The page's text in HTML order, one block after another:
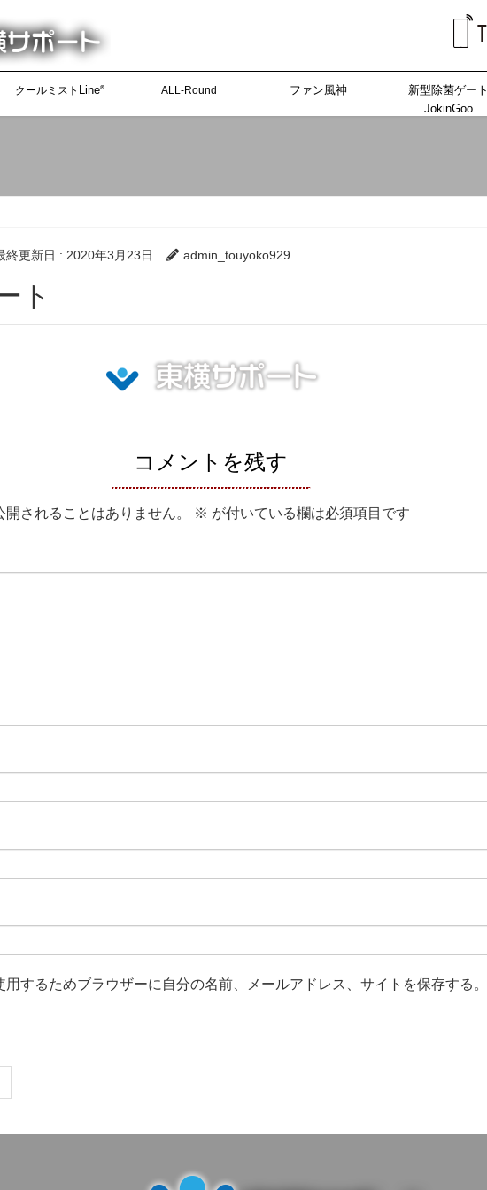
クールミスト Line® ALL-Round ファン風神
新型除菌ゲート
JokinGoo
終更新日 : 2020年3月23日 admin_touyoko929
ト
コメントを残す
開されることはありません。 ※ が付いている欄は必須項目です
用するためブラウザーに自分の名前、メールアドレス、サイトを保存する。